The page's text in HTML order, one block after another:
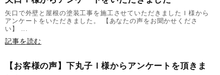
矢口で外壁と屋根の塗装工事を施工させていただきましたＩ様から
アンケートをいただきました。 【あなたの声をお聞かせくださ
い】 ...
記事を読む
【お客様の声】下丸子Ｉ様からアンケートを頂きま